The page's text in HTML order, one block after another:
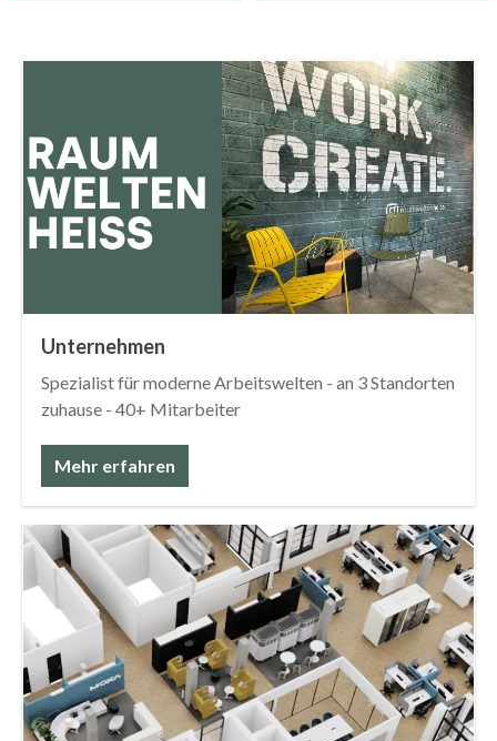
Unternehmen
Spezialist für moderne Arbeitswelten - an 3 Standorten
zuhause - 40+ Mitarbeiter
Mehr erfahren